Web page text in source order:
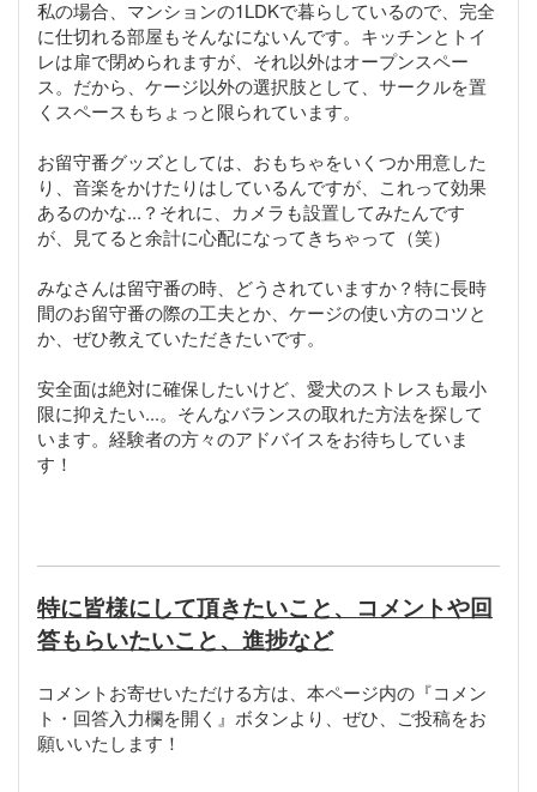
私の場合、マンションの1LDKで暮らしているので、完全
に仕切れる部屋もそんなにないんです。キッチンとトイ
レは扉で閉められますが、それ以外はオープンスペー
ス。だから、ケージ以外の選択肢として、サークルを置
くスペースもちょっと限られています。
お留守番グッズとしては、おもちゃをいくつか用意した
り、音楽をかけたりはしているんですが、これって効果
あるのかな...？それに、カメラも設置してみたんです
が、見てると余計に心配になってきちゃって（笑）
みなさんは留守番の時、どうされていますか？特に長時
間のお留守番の際の工夫とか、ケージの使い方のコツと
か、ぜひ教えていただきたいです。
安全面は絶対に確保したいけど、愛犬のストレスも最小
限に抑えたい...。そんなバランスの取れた方法を探して
います。経験者の方々のアドバイスをお待ちしていま
す！
特に皆様にして頂きたいこと、コメントや回
答もらいたいこと、進捗など
コメントお寄せいただける方は、本ページ内の『コメン
ト・回答入力欄を開く』ボタンより、ぜひ、ご投稿をお
願いいたします！